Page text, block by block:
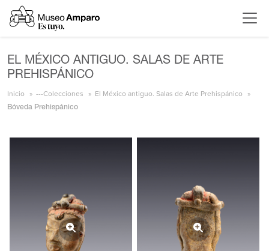
EL MÉXICO ANTIGUO. SALAS DE ARTE
PREHISPÁNICO
Inicio ---Colecciones El México antiguo. Salas de Arte Prehispánico
Bóveda Prehispánico